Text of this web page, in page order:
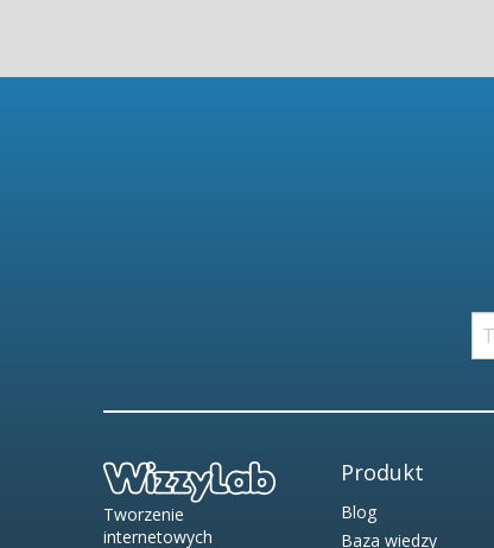
Tworzenie
internetowych
Produkt
Blog
Baza wiedzy